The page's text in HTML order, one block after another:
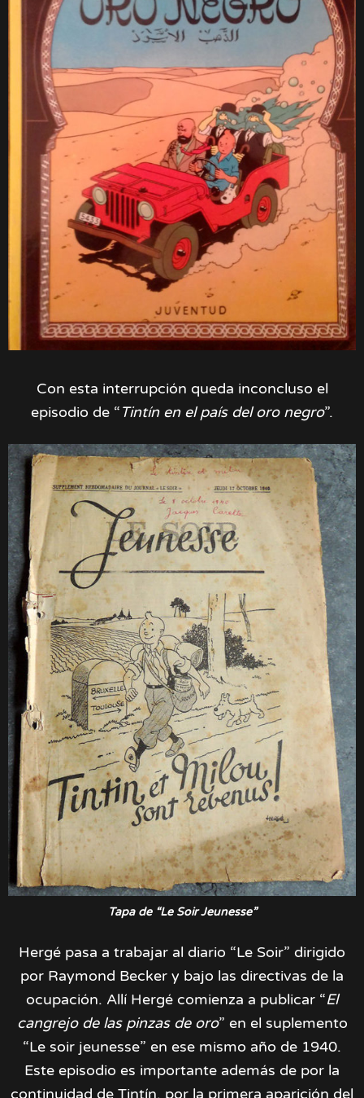
Con esta interrupción queda inconcluso el
episodio de “Tintín en el país del oro negro”.
Tapa de “Le Soir Jeunesse”
Hergé pasa a trabajar al diario “Le Soir” dirigido
por Raymond Becker y bajo las directivas de la
ocupación. Allí Hergé comienza a publicar “El
cangrejo de las pinzas de oro” en el suplemento
“Le soir jeunesse” en ese mismo año de 1940.
Este episodio es importante además de por la
continuidad de Tintín, por la primera aparición del